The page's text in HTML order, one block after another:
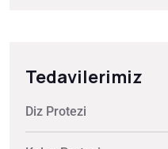
Tedavilerimiz
Diz Protezi